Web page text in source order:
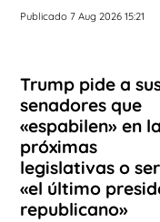
Publicado 7 Aug 2026 15:21
Trump pide a
senadores que
«espabilen» en
próximas
legislativas o
«el último
republicano»